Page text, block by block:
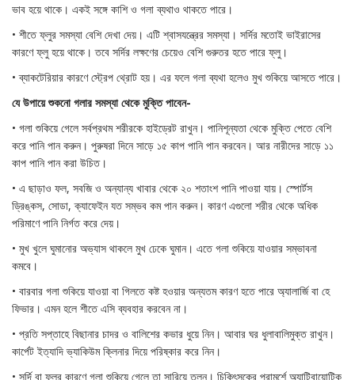
ভাব হয়ে থাকে। একই সঙ্গে কাশি ও গলা ব্যথাও থাকতে পারে।
• শীতে ফ্লুর সমস্যা বেশি দেখা দেয়। এটি শ্বাসযন্ত্রের সমস্যা। সর্দির মতোই ভাইরাসের
কারণে ফ্লু হয়ে থাকে। তবে সর্দির লক্ষণের চেয়েও বেশি গুরুতর হতে পারে ফ্লু।
• ব্যাকটেরিয়ার কারণে স্ট্রেপ থ্রোট হয়। এর ফলে গলা ব্যথা হলেও মুখ শুকিয়ে আসতে পারে।
যে উপায়ে শুকনো গলার সমস্যা থেকে মুক্তি পাবেন-
• গলা শুকিয়ে গেলে সর্বপ্রথম শরীরকে হাইড্রেট রাখুন। পানিশূন্যতা থেকে মুক্তি পেতে বেশি
করে পানি পান করুন। পুরুষরা দিনে সাড়ে ১৫ কাপ পানি পান করবেন। আর নারীদের সাড়ে ১১
কাপ পানি পান করা উচিত।
• এ ছাড়াও ফল, সবজি ও অন্যান্য খাবার থেকে ২০ শতাংশ পানি পাওয়া যায়। স্পোর্টস
ড্রিঙ্কস, সোডা, ক্যাফেইন যত সম্ভব কম পান করুন। কারণ এগুলো শরীর থেকে অধিক
পরিমাণে পানি নির্গত করে দেয়।
• মুখ খুলে ঘুমানোর অভ্যাস থাকলে মুখ ঢেকে ঘুমান। এতে গলা শুকিয়ে যাওয়ার সম্ভাবনা
কমবে।
• বারবার গলা শুকিয়ে যাওয়া বা গিলতে কষ্ট হওয়ার অন্যতম কারণ হতে পারে অ্যালার্জি বা হে
ফিভার। এমন হলে শীতে এসি ব্যবহার করবেন না।
• প্রতি সপ্তাহে বিছানার চাদর ও বালিশের কভার ধুয়ে নিন। আবার ঘর ধুলাবালিমুক্ত রাখুন।
কার্পেট ইত্যাদি ভ্যাকিউম ক্লিনার দিয়ে পরিষ্কার করে নিন।
• সর্দি বা ফ্লুর কারণে গলা শুকিয়ে গেলে তা সারিয়ে তুলুন। চিকিৎসকের পরামর্শে অ্যান্টিবায়োটিক